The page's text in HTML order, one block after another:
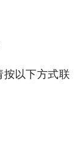
按以下方式联